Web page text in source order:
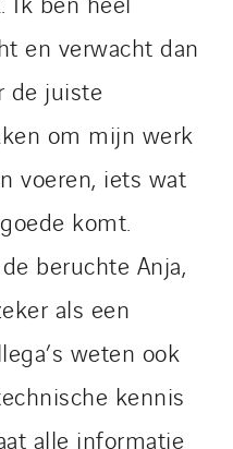
en verwacht dan
de juiste
om mijn werk
voeren, iets wat
komt.
beruchte Anja,
als een
weten ook
kennis
alle informatie